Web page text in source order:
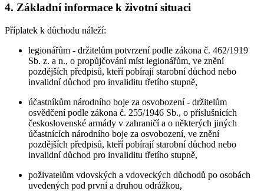
4. Základní informace k životní situaci
Příplatek k důchodu náleží:
legionářům - držitelům potvrzení podle zákona č. 462/1919
Sb. z. a n., o propůjčování míst legionářům, ve znění
pozdějších předpisů, kteří pobírají starobní důchod nebo
invalidní důchod pro invaliditu třetího stupně,
účastníkům národního boje za osvobození - držitelům
osvědčení podle zákona č. 255/1946 Sb., o příslušnících
československé armády v zahraničí a o některých jiných
účastnících národního boje za osvobození, ve znění
pozdějších předpisů, kteří pobírají starobní důchod nebo
invalidní důchod pro invaliditu třetího stupně,
poživatelům vdovských a vdoveckých důchodů po osobách
uvedených pod první a druhou odrážkou,